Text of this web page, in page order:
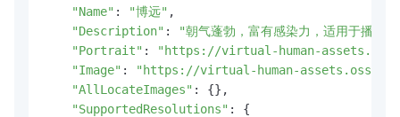
"Name" : "博远" ,
"Description" :
"朝气蓬勃，富有感染力，适用于播音
"Portrait" :
"https://virtual-human-assets.oss-
"Image" :
"https://virtual-human-assets.oss-cn-
"AllLocateImages" : {},
"SupportedResolutions" : {